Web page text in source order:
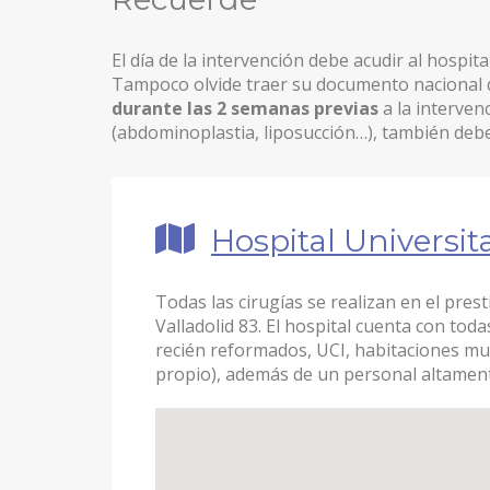
RINOPLASTIA ULTRASÓNICA
BLEFAROPLASTIA
BOLA DE BICHAT
PÁRPADO CAÍDO – PTOSIS PALPEBRAL
CIRUGÍA MAMARIA
ARMONIZACIÓN DE PECHO MÍA® FEMTECH™
El día de la intervención debe acudir al
Tampoco olvide traer su documento nacional
durante las 2 semanas previasa la
(abdominoplastia, liposucción…), también
Hospital
Todas las cirugías se realizan en el
Valladolid 83. El hospital cuenta con
recién reformados, UCI, habitaciones
propio), además de un personal